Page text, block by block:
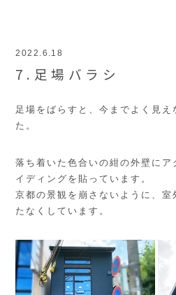
2022.6.18
7.足場バラシ
足場をばらすと、今までよく見え
た。
落ち着いた色合いの紺の外壁にア
イディングを貼っています。
京都の景観を崩さないように、室
たなくしています。